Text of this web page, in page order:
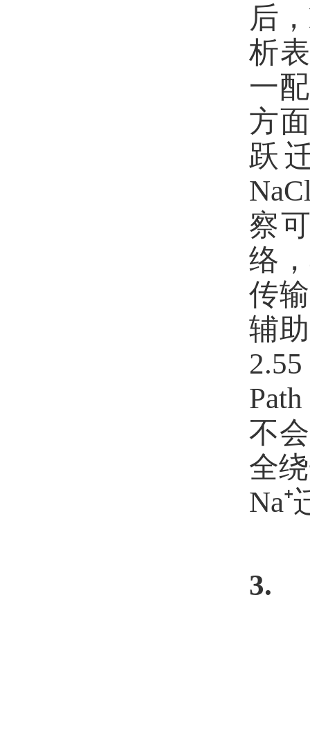
后，
析
一
方
跃
察
络
传
辅
不
全
Na⁺
3.